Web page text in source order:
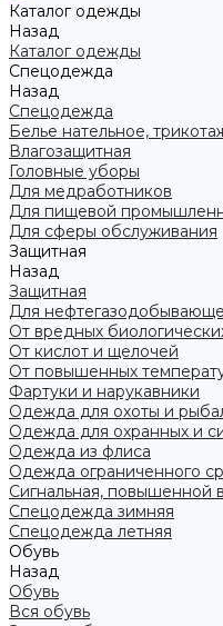
Каталог одежды
Назад
Каталог одежды
Спецодежда
Назад
Спецодежда
Белье нательное,
Влагозащитная
Головные уборы
Для медработников
Для пищевой
Для сферы обслуживания
Защитная
Назад
Защитная
Для
От вредных
От кислот и щелочей
От повышенных
Фартуки и нарукавники
Одежда для охоты и
Одежда для охранных и
Одежда из флиса
Одежда ограниченного
Сигнальная, повышенной
Спецодежда зимняя
Спецодежда летняя
Обувь
Назад
Обувь
Вся обувь